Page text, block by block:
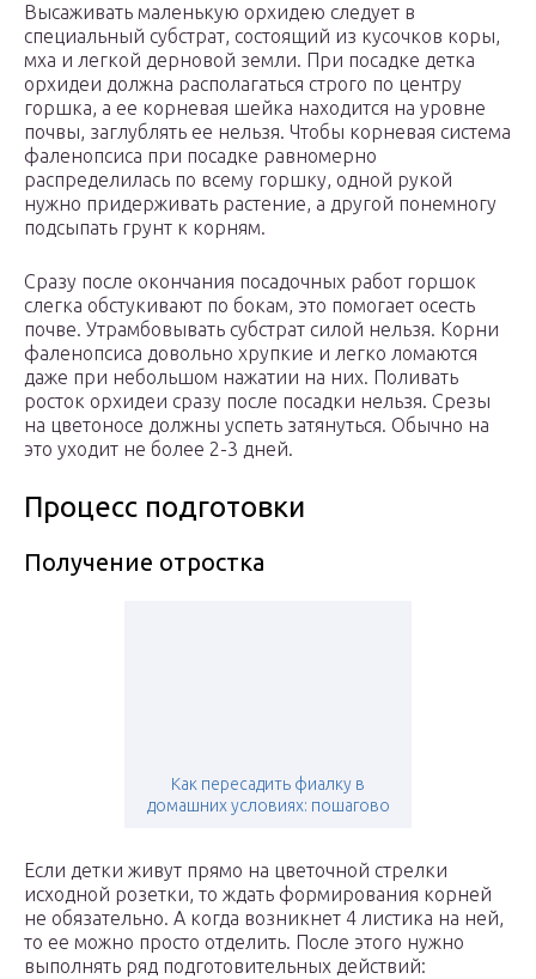
Высаживать маленькую орхидею следует в
специальный субстрат, состоящий из кусочков коры,
мха и легкой дерновой земли. При посадке детка
орхидеи должна располагаться строго по центру
горшка, а ее корневая шейка находится на уровне
почвы, заглублять ее нельзя. Чтобы корневая система
фаленопсиса при посадке равномерно
распределилась по всему горшку, одной рукой
нужно придерживать растение, а другой понемногу
подсыпать грунт к корням.
Сразу после окончания посадочных работ горшок
слегка обстукивают по бокам, это помогает осесть
почве. Утрамбовывать субстрат силой нельзя. Корни
фаленопсиса довольно хрупкие и легко ломаются
даже при небольшом нажатии на них. Поливать
росток орхидеи сразу после посадки нельзя. Срезы
на цветоносе должны успеть затянуться. Обычно на
это уходит не более 2-3 дней.
Процесс подготовки
Получение отростка
Как пересадить фиалку в
домашних условиях: пошагово
Если детки живут прямо на цветочной стрелки
исходной розетки, то ждать формирования корней
не обязательно. А когда возникнет 4 листика на ней,
то ее можно просто отделить. После этого нужно
выполнять ряд подготовительных действий: